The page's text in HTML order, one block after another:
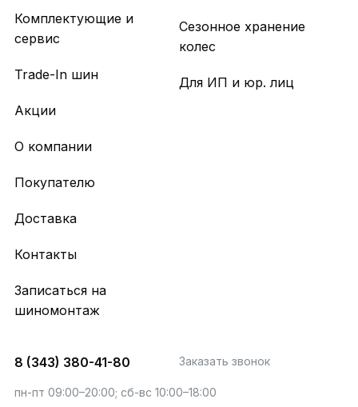
Комплектующие и
сервис
Trade-In шин
Акции
Сезонное хранение
колес
Для ИП и юр. лиц
О компании
Покупателю
Доставка
Контакты
Записаться на
шиномонтаж
8 (343) 380-41-80 Заказать звонок
пн-пт 09:00–20:00; сб-вс 10:00–18:00